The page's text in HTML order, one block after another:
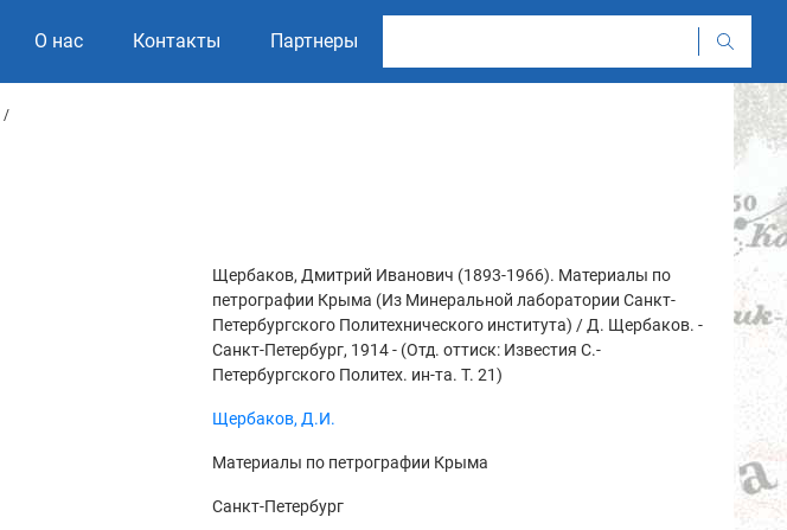
О нас Контакты Партнеры
Щербаков, Дмитрий Иванович (1893-1966). Материалы по
петрографии Крыма (Из Минеральной лаборатории Санкт-
Петербургского Политехнического института) / Д. Щербаков. -
Санкт-Петербург, 1914 - (Отд. оттиск: Известия С.-
Петербургского Политех. ин-та. Т. 21)
Щербаков, Д.И.
Материалы по петрографии Крыма
Санкт-Петербург